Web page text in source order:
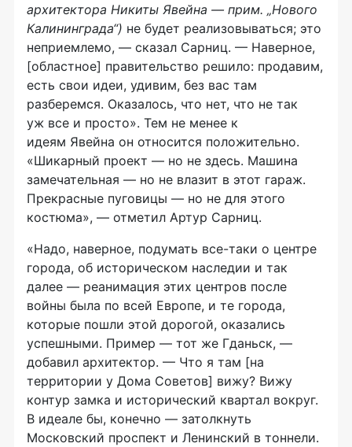
архитектора Никиты Явейна — прим. „Нового
Калининграда“) не будет реализовываться; это
неприемлемо, — сказал Сарниц. — Наверное,
[областное] правительство решило: продавим,
есть свои идеи, удивим, без вас там
разберемся. Оказалось, что нет, что не так
уж все и просто». Тем не менее к
идеям Явейна он относится положительно.
«Шикарный проект — но не здесь. Машина
замечательная — но не влазит в этот гараж.
Прекрасные пуговицы — но не для этого
костюма», — отметил Артур Сарниц.
«Надо, наверное, подумать все-таки о центре
города, об историческом наследии и так
далее — реанимация этих центров после
войны была по всей Европе, и те города,
которые пошли этой дорогой, оказались
успешными. Пример — тот же Гданьск, —
добавил архитектор. — Что я там [на
территории у Дома Советов] вижу? Вижу
контур замка и исторический квартал вокруг.
В идеале бы, конечно — затолкнуть
Московский проспект и Ленинский в тоннели.